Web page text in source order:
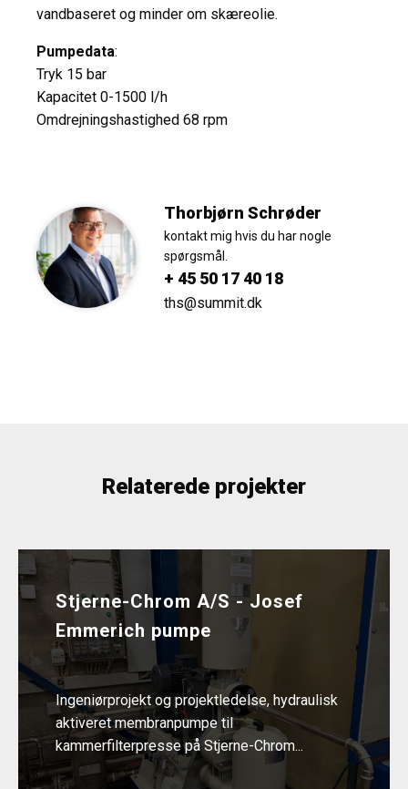
vandbaseret og minder om skæreolie.
Pumpedata:
Tryk 15 bar
Kapacitet 0-1500 l/h
Omdrejningshastighed 68 rpm
Thorbjørn Schrøder
kontakt mig hvis du har nogle
spørgsmål.
+ 45 50 17 40 18
ths@summit.dk
Relaterede projekter
Stjerne-Chrom A/S - Josef
Emmerich pumpe
Ingeniørprojekt og projektledelse, hydraulisk
aktiveret membranpumpe til
kammerfilterpresse på Stjerne-Chrom...